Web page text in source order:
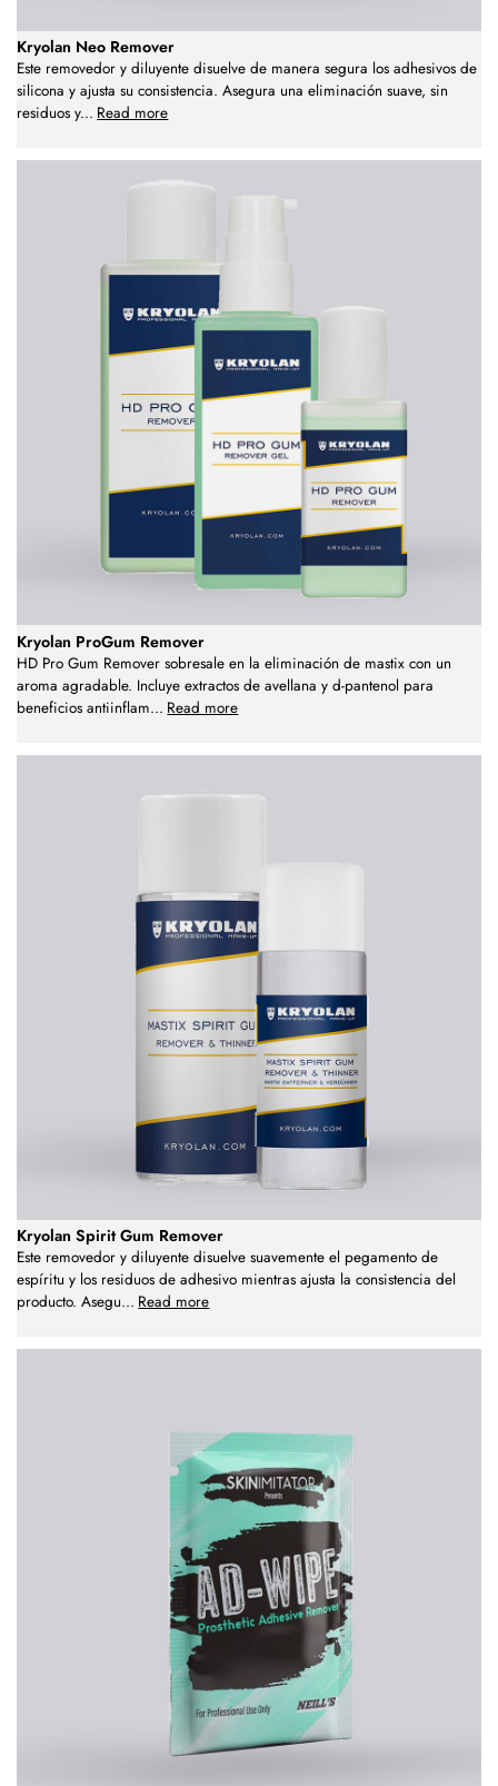
Kryolan Neo Remover
Este removedor y diluyente disuelve de manera segura los adhesivos de
silicona y ajusta su consistencia. Asegura una eliminación suave, sin
residuos y... Read more
Kryolan ProGum Remover
HD Pro Gum Remover sobresale en la eliminación de mastix con un
aroma agradable. Incluye extractos de avellana y d-pantenol para
beneficios antiinflam... Read more
Kryolan Spirit Gum Remover
Este removedor y diluyente disuelve suavemente el pegamento de
espíritu y los residuos de adhesivo mientras ajusta la consistencia del
producto. Asegu... Read more